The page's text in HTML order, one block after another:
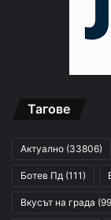
Тагове
Актуално (33806)
Ботев Пд (111)
Вкусът на града